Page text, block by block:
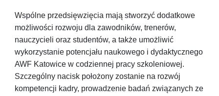
Wspólne przedsięwzięcia mają stworzyć dodatkowe
możliwości rozwoju dla zawodników, trenerów,
nauczycieli oraz studentów, a także umożliwić
wykorzystanie potencjału naukowego i dydaktycznego
AWF Katowice w codziennej pracy szkoleniowej.
Szczególny nacisk położony zostanie na rozwój
kompetencji kadry, prowadzenie badań związanych ze